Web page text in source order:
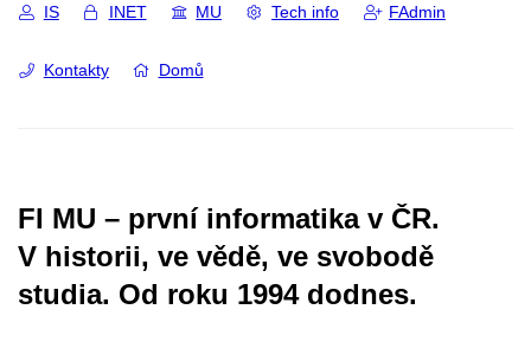
IS INET MU Tech info FAdmin
Kontakty Domů
FI MU – první informatika v ČR.
V historii, ve vědě, ve svobodě
studia. Od roku 1994 dodnes.